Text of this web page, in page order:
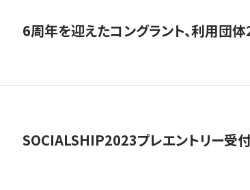
6周年を迎えたコングラント、利用団
SOCIALSHIP2023プレエントリー受付